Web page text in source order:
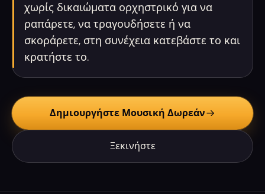
χωρίς δικαιώματα ορχηστρικό για να
ραπάρετε, να τραγουδήσετε ή να
σκοράρετε, στη συνέχεια κατεβάστε το και
κρατήστε το.
Δημιουργήστε Μουσική Δωρεάν
Ξεκινήστε